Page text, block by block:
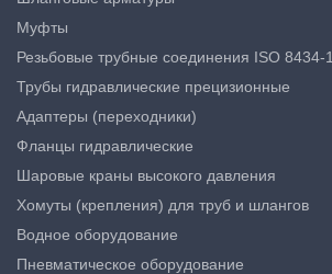
Муфты
Резьбовые трубные соединения ISO 8434-1
Трубы гидравлические прецизионные
Адаптеры (переходники)
Фланцы гидравлические
Шаровые краны высокого давления
Хомуты (крепления) для труб и шлангов
Водное оборудование
Пневматическое оборудование